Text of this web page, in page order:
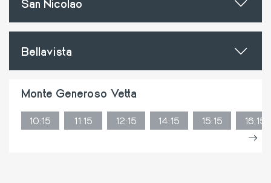
Bellavista
Monte Generoso Vetta
10:15 11:15 12:15 14:15 15:15 16:15